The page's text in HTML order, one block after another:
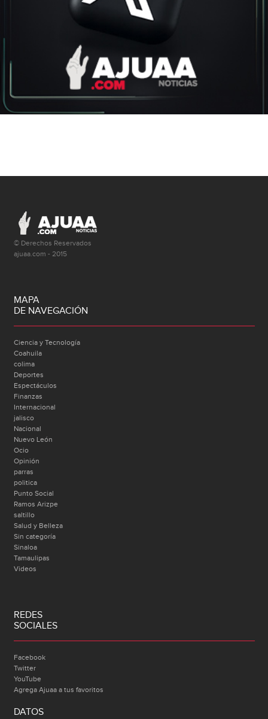
© Derechos Reservados
ajuaa.com - 2015
MAPA
DE NAVEGACIÓN
Ciencia y Tecnología
Coahuila
colima
Deportes
Espectáculos
Finanzas
Internacional
jalisco
Nacional
Nuevo León
Ocio
Opinión
parras
politica
Punto Social
Ramos Arizpe
saltillo
Salud y Belleza
Sin categoría
Sinaloa
Tamaulipas
Videos
REDES
SOCIALES
Facebook
Twitter
YouTube
Agrega Ajuaa a tus favoritos
DATOS